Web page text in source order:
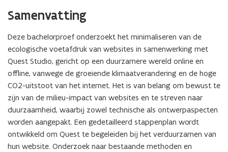
Samenvatting
Deze bachelorproef onderzoekt het minimaliseren van de
ecologische voetafdruk van websites in samenwerking met
Quest Studio, gericht op een duurzamere wereld online en
offline, vanwege de groeiende klimaatverandering en de hoge
CO2-uitstoot van het internet. Het is van belang om bewust te
zijn van de milieu-impact van websites en te streven naar
duurzaamheid, waarbij zowel technische als ontwerpaspecten
worden aangepakt. Een gedetailleerd stappenplan wordt
ontwikkeld om Quest te begeleiden bij het verduurzamen van
hun website. Onderzoek naar bestaande methoden en